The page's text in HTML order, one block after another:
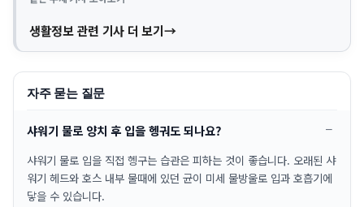
생활정보 관련 기사 더 보기
자주 묻는 질문
샤워기 물로 양치 후 입을 헹궈도 되나요?
샤워기 물로 입을 직접 헹구는 습관은 피하는 것이 좋습니다. 오래된 샤
워기 헤드와 호스 내부 물때에 있던 균이 미세 물방울로 입과 호흡기에
닿을 수 있습니다.